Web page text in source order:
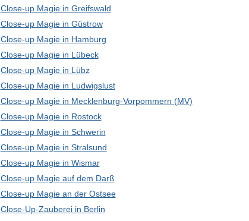
Close-up Magie in Greifswald
Close-up Magie in Güstrow
Close-up Magie in Hamburg
Close-up Magie in Lübeck
Close-up Magie in Lübz
Close-up Magie in Ludwigslust
Close-up Magie in Mecklenburg-Vorpommern (MV)
Close-up Magie in Rostock
Close-up Magie in Schwerin
Close-up Magie in Stralsund
Close-up Magie in Wismar
Close-up Magie auf dem Darß
Close-up Magie an der Ostsee
Close-Up-Zauberei in Berlin